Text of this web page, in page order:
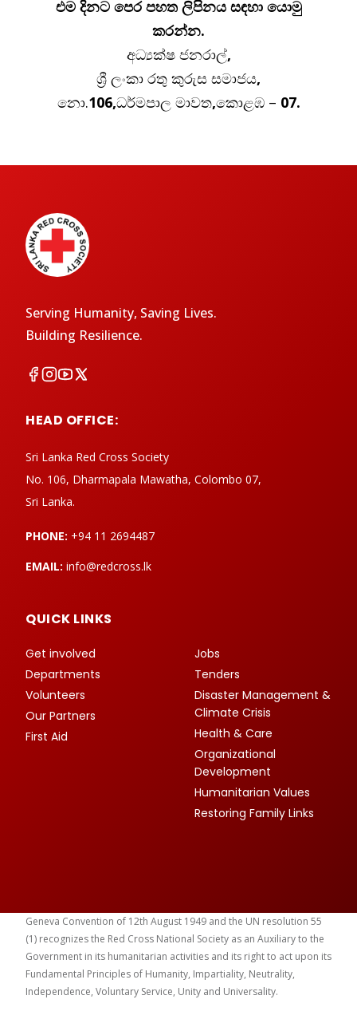
එම දිනට පෙර පහත ලිපිනය සඳහා යොමු
කරන්න.
අධ්‍යක්ෂ ජනරාල්,
ශ්‍රී ලංකා රතු කුරුස සමාජය,
නො.106,ධර්මපාල මාවත,කොළඹ – 07.
Serving Humanity, Saving Lives.
Building Resilience.
HEAD OFFICE:
Sri Lanka Red Cross Society
No. 106, Dharmapala Mawatha, Colombo 07,
Sri Lanka.
PHONE: +94 11 2694487
EMAIL: info@redcross.lk
QUICK LINKS
Get involved
Departments
Volunteers
Our Partners
First Aid
Jobs
Tenders
Disaster Management &
Climate Crisis
Health & Care
Organizational
Development
Humanitarian Values
Restoring Family Links
Geneva Convention of 12th August 1949 and the UN resolution 55
(1) recognizes the Red Cross National Society as an Auxiliary to the
Government in its humanitarian activities and its right to act upon its
Fundamental Principles of Humanity, Impartiality, Neutrality,
Independence, Voluntary Service, Unity and Universality.